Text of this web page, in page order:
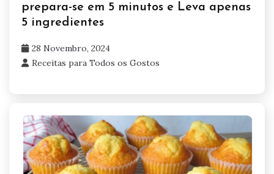
prepara-se em 5 minutos e Leva apenas
5 ingredientes
28 Novembro, 2024
Receitas para Todos os Gostos